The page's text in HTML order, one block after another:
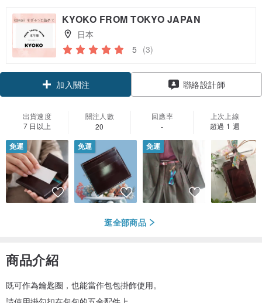
KYOKO FROM TOKYO JAPAN
日本
5 (3)
加入關注 聯絡設計師
出貨速度
7 日以上
關注人數
20
回應率
-
上次上線
超過 1 週
免運 免運 免運
逛全部商品
商品介紹
既可作為鑰匙圈，也能當作包包掛飾使用。